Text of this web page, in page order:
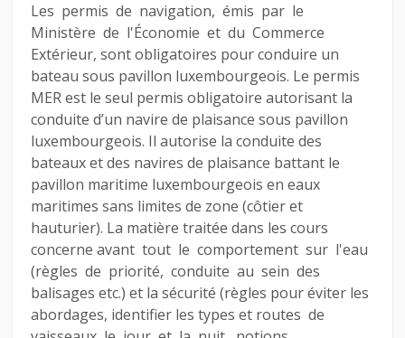
Les permis de navigation, émis par le
Ministère de l'Économie et du Commerce
Extérieur, sont obligatoires pour conduire un
bateau sous pavillon luxembourgeois. Le permis
MER est le seul permis obligatoire autorisant la
conduite d’un navire de plaisance sous pavillon
luxembourgeois. Il autorise la conduite des
bateaux et des navires de plaisance battant le
pavillon maritime luxembourgeois en eaux
maritimes sans limites de zone (côtier et
hauturier). La matière traitée dans les cours
concerne avant tout le comportement sur l'eau
(règles de priorité, conduite au sein des
balisages etc.) et la sécurité (règles pour éviter les
abordages, identifier les types et routes de